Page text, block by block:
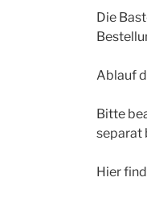
Die
Ablauf
Bitte
separat
Hier